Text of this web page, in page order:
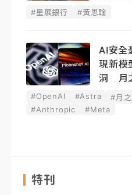
#星展銀行 #黃思翰
AI安全
現新模
洞 月
獄」
#OpenAI #Astra #月
#Anthropic
#Meta
特刊